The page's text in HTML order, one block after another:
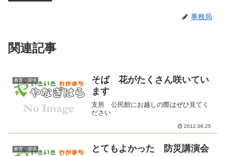
事務局
関連記事
教育・環境
そば 花がたくさん咲いてい
ます
支所 公民館にお越しの際はぜひ見てく
ださい
2012.06.25
教育・環境 とてもよかった 防災講演会